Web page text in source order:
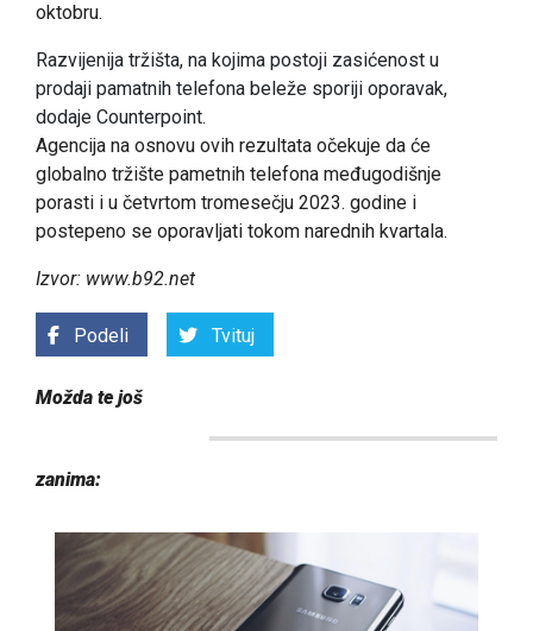
oktobru.
Razvijenija tržišta, na kojima postoji zasićenost u
prodaji pamatnih telefona beleže sporiji oporavak,
dodaje Counterpoint.
Agencija na osnovu ovih rezultata očekuje da će
globalno tržište pametnih telefona međugodišnje
porasti i u četvrtom tromesečju 2023. godine i
postepeno se oporavljati tokom narednih kvartala.
Izvor: www.b92.net
Podeli Tvituj
Možda te još
zanima: